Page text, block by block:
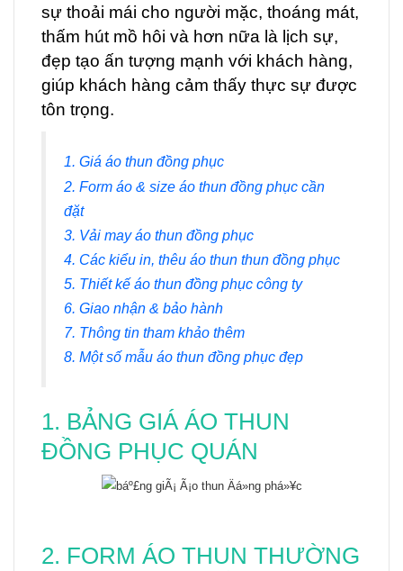
sự thoải mái cho người mặc, thoáng mát,
thấm hút mồ hôi và hơn nữa là lịch sự,
đẹp tạo ấn tượng mạnh với khách hàng,
giúp khách hàng cảm thấy thực sự được
tôn trọng.
1. Giá áo thun đồng phục
2. Form áo & size áo thun đồng phục cần
đặt
3. Vải may áo thun đồng phục
4. Các kiểu in, thêu áo thun thun đồng phục
5. Thiết kế áo thun đồng phục công ty
6. Giao nhận & bảo hành
7. Thông tin tham khảo thêm
8. Một số mẫu áo thun đồng phục đẹp
1. BẢNG GIÁ ÁO THUN
ĐỒNG PHỤC QUÁN
2. FORM ÁO THUN THƯỜNG